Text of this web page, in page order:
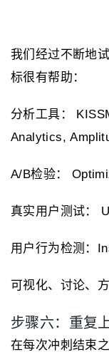
我们经过不断地
标很有帮助：
分析工具：
Analytics,
A/B检验：
真实用户测试：
用户行为检测：
可视化、讨论、
步骤六：重复
在每次冲刺结束